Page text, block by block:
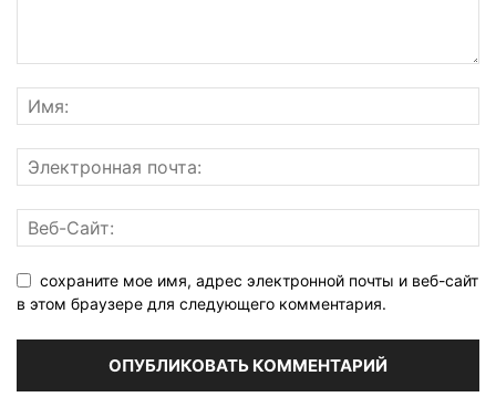
сохраните мое имя, адрес электронной почты и веб-сайт
в этом браузере для следующего комментария.